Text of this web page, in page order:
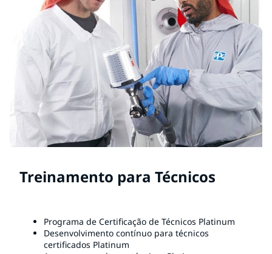
Treinamento para Técnicos
Programa de Certificação de Técnicos Platinum
Desenvolvimento contínuo para técnicos
certificados Platinum